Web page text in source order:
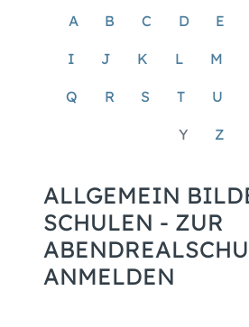
A B C D E
I J K L M
Q R S T U
Y Z
ALLGEMEIN
SCHULEN - ZUR
ANMELDEN